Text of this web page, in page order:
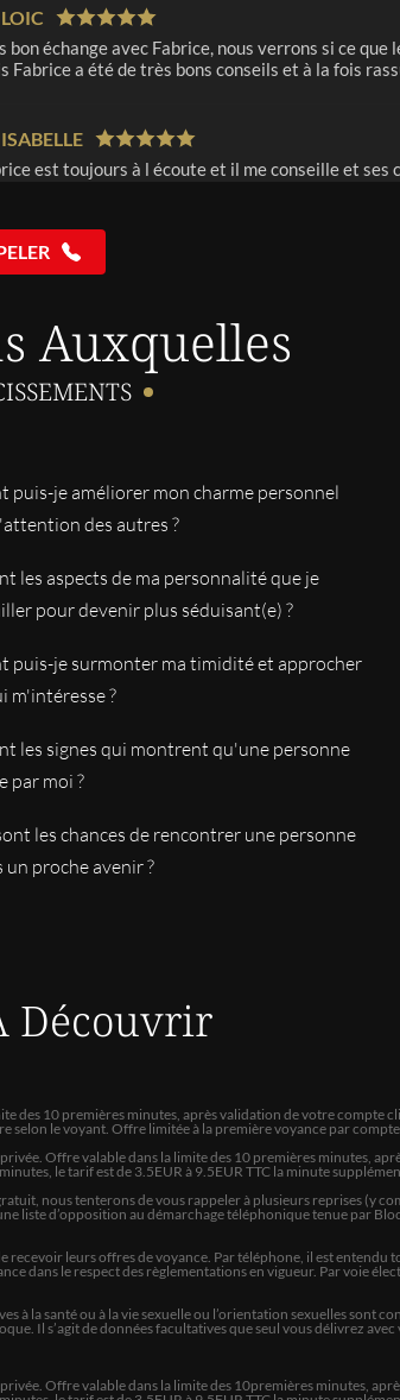
LOIC
bon échange avec Fabrice, nous verrons si ce
Fabrice a été de très bons conseils et à la fois
ISABELLE
est toujours à l écoute et il me conseille et
LOETITIA
MARTINE
conseils agréable à l écoute rassurant et gentil
Fabrice me rassure toujours il me connait car
BRIGITTE
bon médium
MARCELLE
est un homme exceptionnel, adorable a qui j'ai
mefium
MARTINE
YOUSSEF
et repond a mes attentes.
clairvoyance
Chan
Auxquelles
puis-je améliorer mon charme personnel
des autres ?
les aspects de ma personnalité que je
pour devenir plus séduisant(e) ?
puis-je surmonter ma timidité et approcher
m'intéresse ?
les signes qui montrent qu'une personne
par moi ?
les chances de rencontrer une personne
un proche avenir ?
Découvrir
des 10 premières minutes, après validation de votre
selon le voyant. Offre limitée à la première voyance par
Offre valable dans la limite des 10 premières minutes,
le tarif est de 3.5EUR à 9.5EUR TTC la minute
nous tenterons de vous rappeler à plusieurs reprises (y
liste d’opposition au démarchage téléphonique tenue par
leurs offres de voyance. Par téléphone, il est entendu
dans le respect des règlementations en vigueur. Par voie
la santé ou à la vie sexuelle ou l’orientation sexuelles sont
Il s’agit de données facultatives que seul vous délivrez
Offre valable dans la limite des 10premières minutes,